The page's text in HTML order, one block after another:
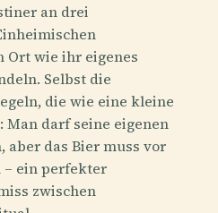
an drei
Ort wie ihr eigenes
Selbst die
die wie eine kleine
darf seine eigenen
aber das Bier muss vor
– ein perfekter
zwischen